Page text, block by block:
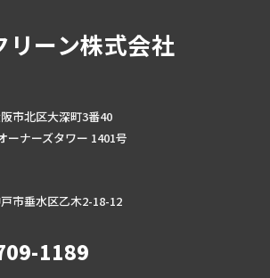
リーン株式会社
市北区大深町3番40
ーナーズタワー 1401号
市垂水区乙木2-18-12
1189